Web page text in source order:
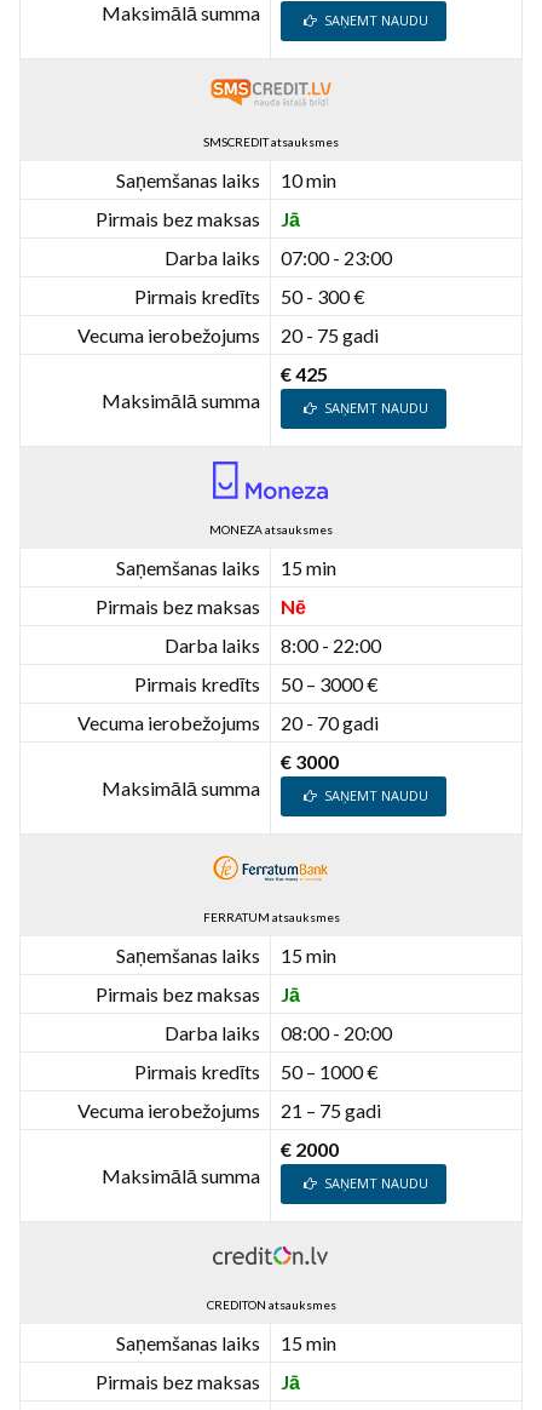
Maksimālā summa SAŅEMT NAUDU
SMSCREDIT atsauksmes
Saņemšanas laiks
10 min
Pirmais bez maksas
Jā
Darba laiks
07:00 - 23:00
Pirmais kredīts
50 - 300 €
Vecuma ierobežojums
20 - 75 gadi
Maksimālā summa
€ 425
SAŅEMT NAUDU
MONEZA atsauksmes
Saņemšanas laiks
15 min
Pirmais bez maksas
Nē
Darba laiks
8:00 - 22:00
Pirmais kredīts
50 – 3000 €
Vecuma ierobežojums
20 - 70 gadi
Maksimālā summa
€ 3000
SAŅEMT NAUDU
FERRATUM atsauksmes
Saņemšanas laiks
15 min
Pirmais bez maksas
Jā
Darba laiks
08:00 - 20:00
Pirmais kredīts
50 – 1000 €
Vecuma ierobežojums
21 – 75 gadi
Maksimālā summa
€ 2000
SAŅEMT NAUDU
CREDITON atsauksmes
Saņemšanas laiks
15 min
Pirmais bez maksas
Jā